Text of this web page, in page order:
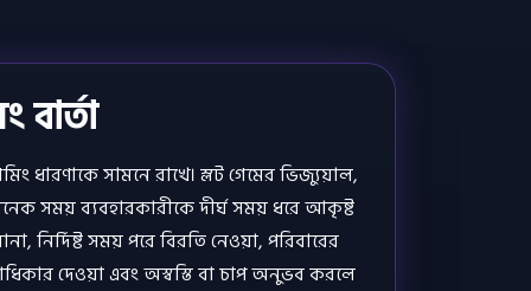
বার্তা
ধারণাকে সামনে রাখে। স্লট গেমের ভিজ্যুয়াল,
সময় ব্যবহারকারীকে দীর্ঘ সময় ধরে আকৃষ্ট
নির্দিষ্ট সময় পরে বিরতি নেওয়া, পরিবারের
দেওয়া এবং অস্বস্তি বা চাপ অনুভব করলে